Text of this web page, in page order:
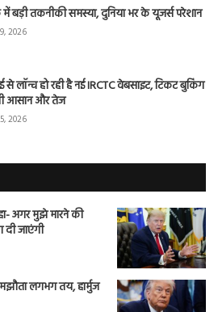
तकनीकी समस्या, दुनिया भर के यूजर्स परेशान
2026
से लॉन्च हो रही है नई IRCTC वेबसाइट, टिकट बुकिंग
आसान और तेज
2026
अगर मुझे मारने की
जाएंगी
लगभग तय, हार्मुज